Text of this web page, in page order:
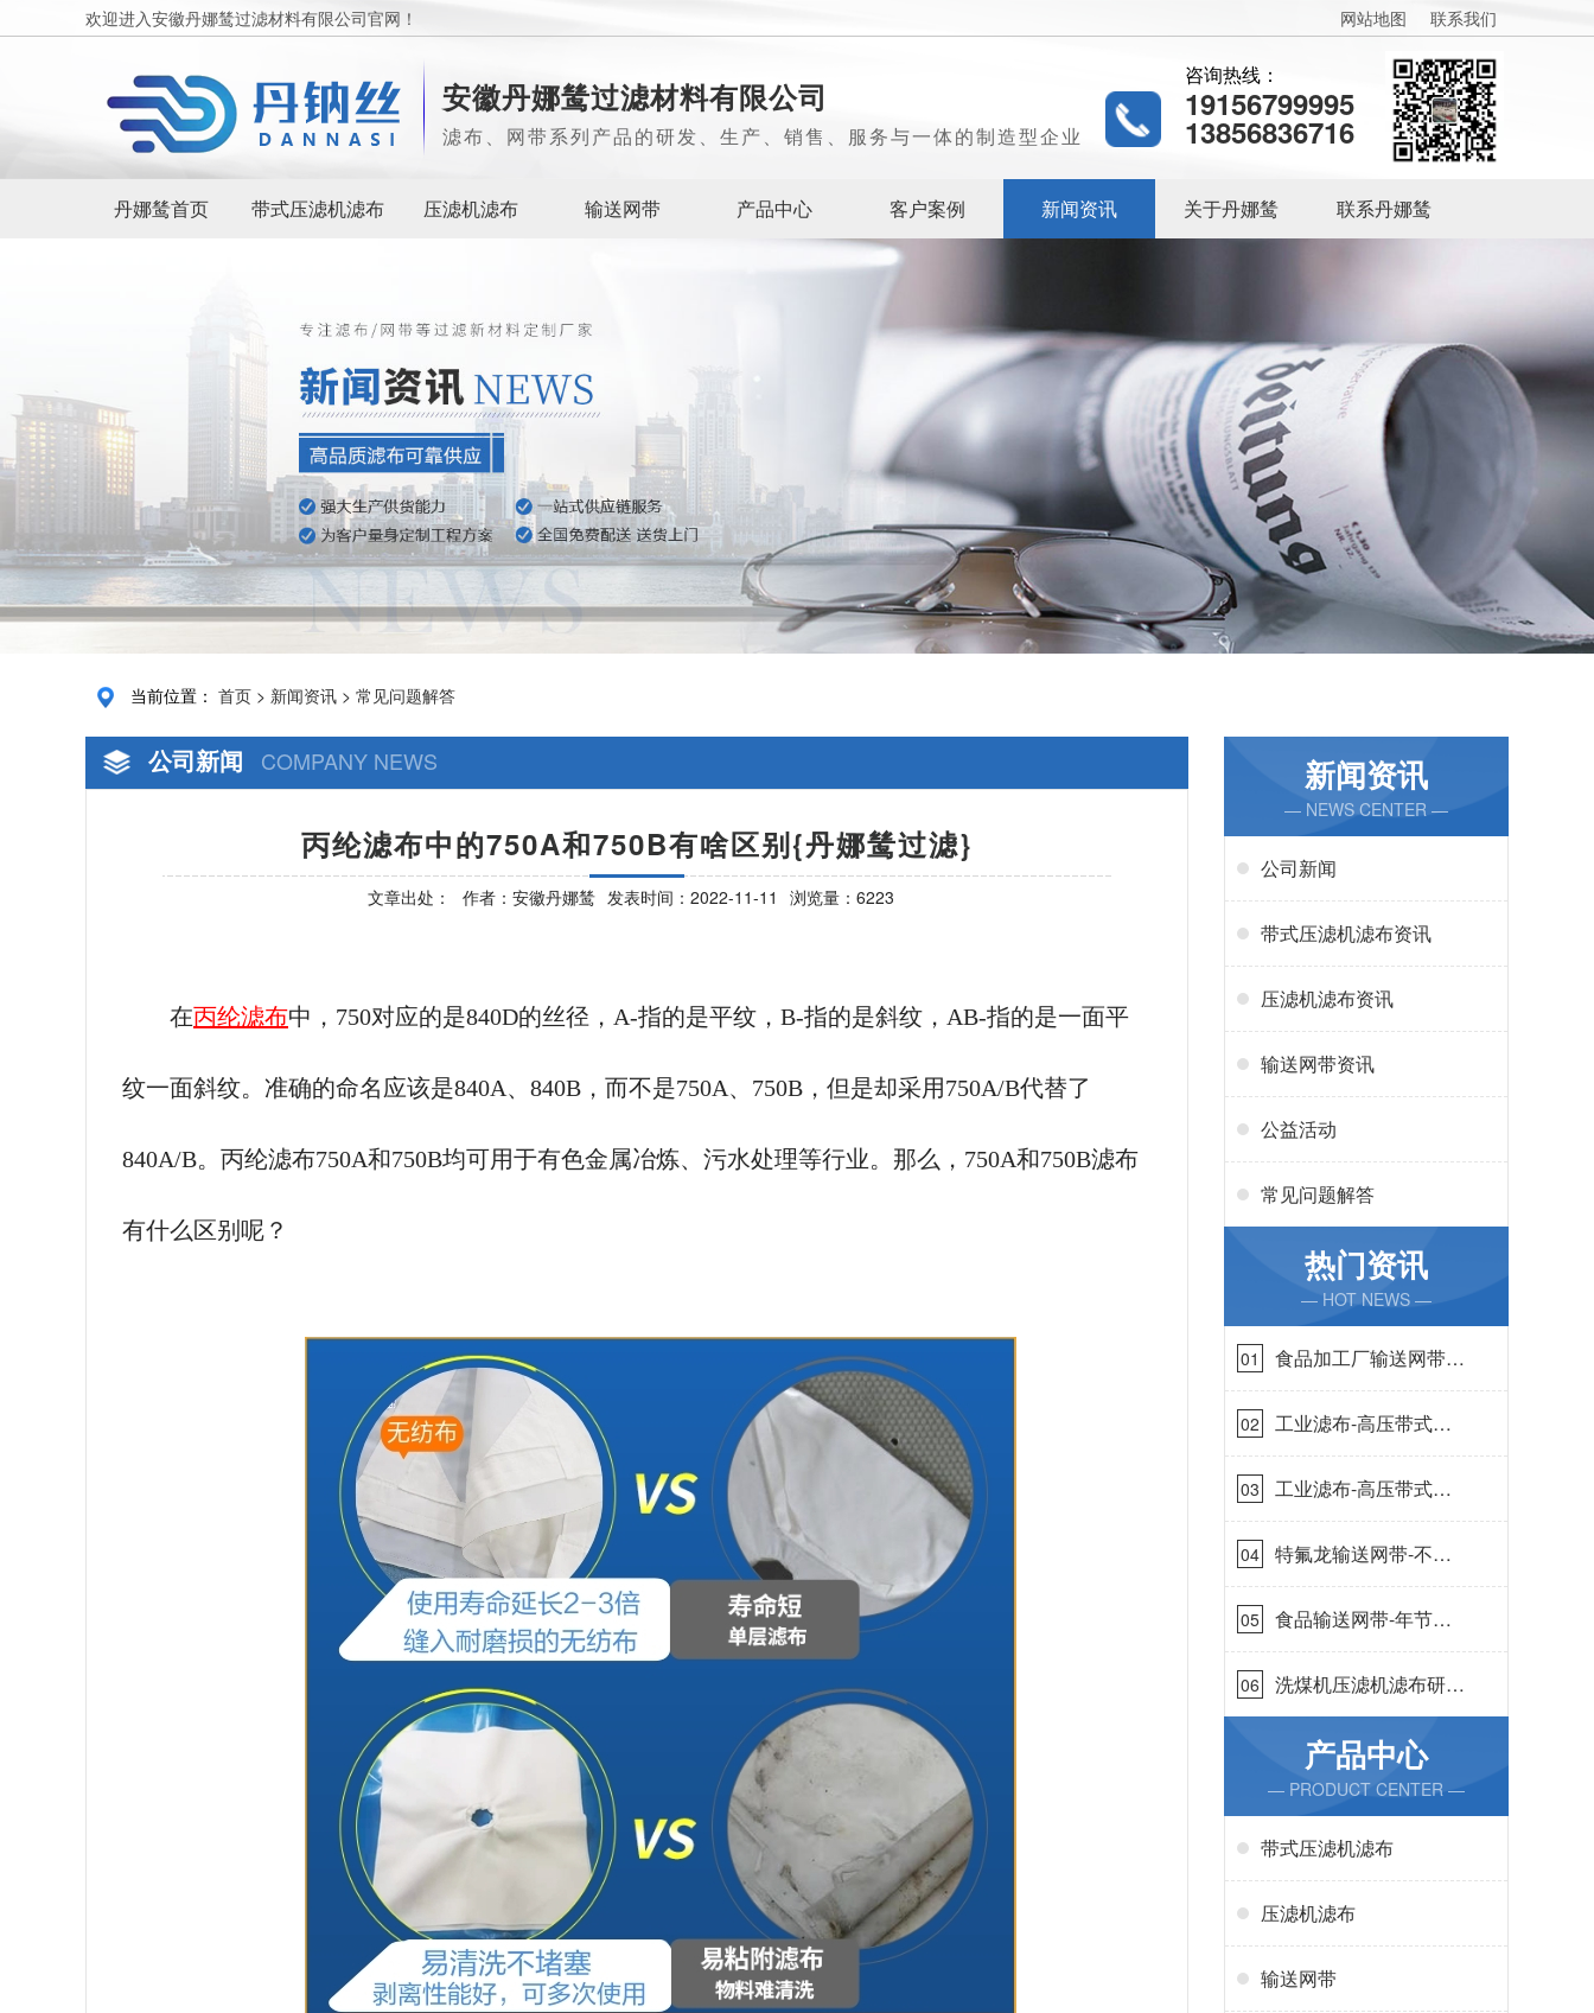
欢迎进入安徽丹娜鸶过滤材料有限公司官网！ 网站地图 联系我们
安徽丹娜鸶过滤材料有限公司
滤布、网带系列产品的研发、生产、销售、服务与一体的制造型企业
咨询热线：
19156799995
13856836716
丹娜鸶首页 带式压滤机滤布 压滤机滤布 输送网带 产品中心 客户案例 新闻资讯 关于丹娜鸶 联系丹娜鸶
当前位置： 首页 > 新闻资讯 > 常见问题解答
公司新闻 COMPANY NEWS
丙纶滤布中的750A和750B有啥区别{丹娜鸶过滤}
文章出处： 作者：安徽丹娜鸶 发表时间：2022-11-11 浏览量：6223
在丙纶滤布中， 750对应的是840D的丝径 ， A-指的是平纹 ， B-指的是斜纹 ， AB-指的是一面平
纹一面斜纹。准确的命名应该是840A、840B，而不是750A、750B，但是却采用750A/B代替了
840A/B。丙纶滤布750A和750B均可用于有色金属冶炼、污水处理等行业。那么，750A和750B滤布
有什么区别呢？
新闻资讯
— NEWS CENTER —
公司新闻
带式压滤机滤布资讯
压滤机滤布资讯
输送网带资讯
公益活动
常见问题解答
热门资讯
— HOT NEWS —
01
食品加工厂输送网带哪
里有-耐温耐磨{丹娜鸶
过滤}
02
工业滤布-高压带式滤
布需要高强耐磨吗{丹
娜鸶过滤}
03
工业滤布-高压带式滤
布一定要高强耐磨{丹
娜鸶过滤}
04
特氟龙输送网带-不惧
高温{丹娜鸶过滤}
05
食品输送网带-年节省
成本75万{丹娜鸶过滤}
06
洗煤机压滤机滤布研发
生产-按需定制{丹娜鸶
过滤}产品中心
— PRODUCT CENTER —
带式压滤机滤布
压滤机滤布
输送网带